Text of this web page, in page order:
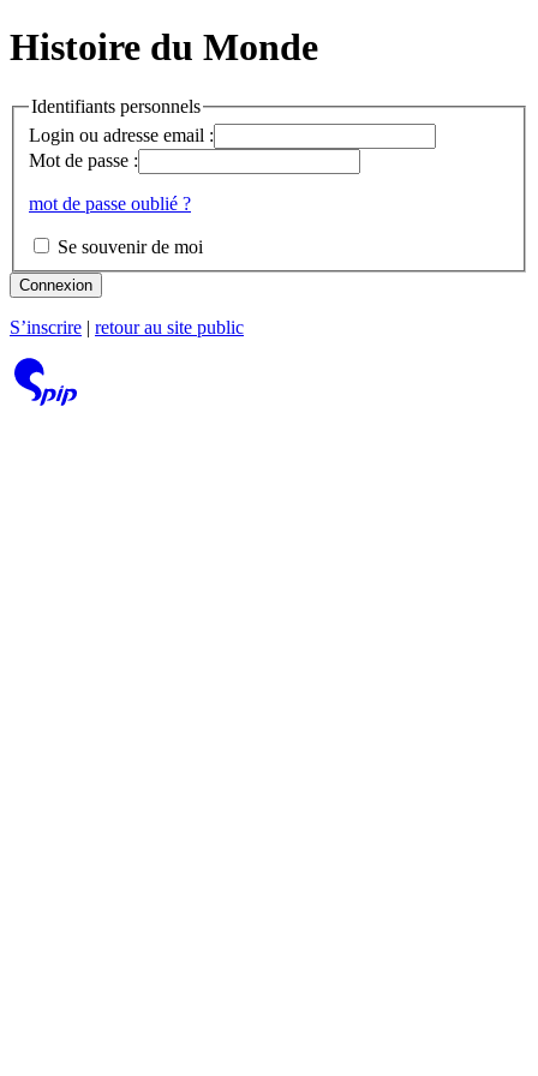
Histoire du Monde
Identifiants personnels
Login ou adresse email :
Mot de passe :
mot de passe oublié ?
Se souvenir de moi
Connexion
S’inscrire retour au site public